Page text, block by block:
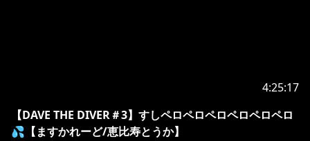
4:25:17
【DAVE THE DIVER＃3】すしペロペロペロペロペロペロ
💦【ますかれーど/恵比寿とうか】